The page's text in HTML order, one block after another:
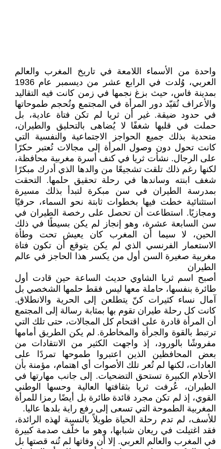
واحدة من الأسماء اللامعة في تاريخ المغرب والعالم
العربي، وُلدت في الرابع عشر من ديسمبر عام 1936
بمدينة فاس، حيث بزغ نجمها في زمن كانت فيه التقاليد
والأعراف تُقيّد دور المرأة في المجتمع وتُحجم طموحاتها
في حدود ضيقة. غير أن ثريا لم تكن فتاة عادية، بل
حملت في قلبها شغفًا لا يُضاهى بالتحليق والطيران،
متحدية بذلك جميع الحواجز الاجتماعية والنفسية التي
كانت تحول دون وصول المرأة إلى مجالات تُعتبر حكرًا
على الرجال. نشأت ثريا في كنف أسرة مغربية محافظة،
لكنها رغم ذلك تلقت تشجيعًا من والدها الذي أدرك مبكرًا
شغف ابنته وساندها في رحلة تحقيق حلمها. التحقت
بمدرسة الطيران في سن مبكرة لتبدأ بذلك مسيرة
استثنائية خطت فيها بخطوات ثابتة نحو السماء، حرفيًا
ومجازيًا. استطاعت أن تحصل على رخصة الطيران في
سن السابعة عشرة، وهو إنجاز لم يكن بسيطًا في ذلك
الحين، لا سيما أن المغرب كان يعيش تحت وطأة
الاستعمار الفرنسي الذي لم يكن يتوقع أن تكون فتاة
مغربية صغيرة السن أول من يكسر هذا الحاجز في عالم
الطيران
أصبح اسم ثريا الشاوي حديث الساعة حين قادت أول
طائرة بنفسها، حاملة معها ليس فقط حلمها الشخصي بل
آمال نساء كثيرات كنّ يتطلعن إلى الحرية والانطلاق.
كانت كل رحلة طيران تقوم بها بمثابة رسالة إلى المجتمع
أن المرأة قادرة على اقتحام كل المجالات، حتى تلك التي
ترتبط بالقوة والجرأة والمخاطرة. لم يكن الطريق أمامها
مفروشًا بالورود، إذ واجهت الكثير من الانتقادات من
بعض المحافظين الذين اعتبروا طموحها تمردًا على
العادات، لكنها لم تُعر تلك الأصوات أي اهتمام، مؤمنة بأن
الأحلام الكبيرة تستحق التضحيات. إلى جانب مهارتها في
الطيران، عُرفت ثريا بثقافتها العالية وحسها الوطني
القوي، إذ لم تكن مجرد قائدة طائرة بل أيضًا رمزا للمرأة
المغربية الطموحة التي تسعى إلى رفع راية بلدها عاليا.
للأسف، لم تدم رحلة الحياة طويلاً بالنسبة لهذه الرائدة،
فقد اغتيلت في ريعان شبابها، وهو ما خلّف صدمة كبيرة
في المغرب والعالم العربي. إلا أن وفاتها لم تُنه قصتها بل